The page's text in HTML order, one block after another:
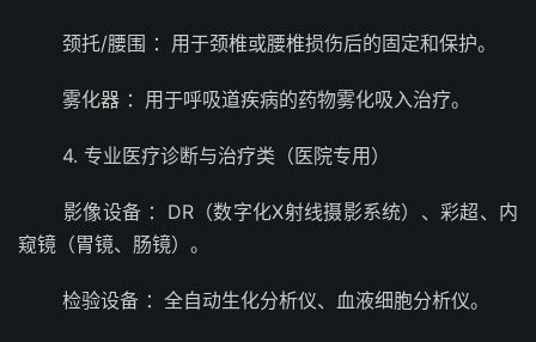
颈托/腰围 ：用于颈椎或腰椎损伤后的固定和保护。
雾化器 ：用于呼吸道疾病的药物雾化吸入治疗。
4. 专业医疗诊断与治疗类（医院专用）
影像设备 ：DR（数字化X射线摄影系统）、彩超、内
窥镜（胃镜、肠镜）。
检验设备 ：全自动生化分析仪、血液细胞分析仪。